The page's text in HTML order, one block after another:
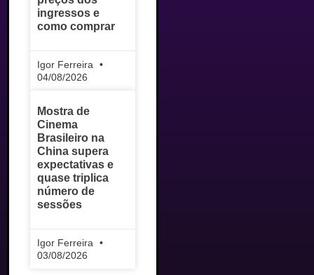
ingressos e
como comprar
Igor Ferreira
04/08/2026
Mostra de
Cinema
Brasileiro na
China supera
expectativas e
quase triplica
número de
sessões
Igor Ferreira
03/08/2026